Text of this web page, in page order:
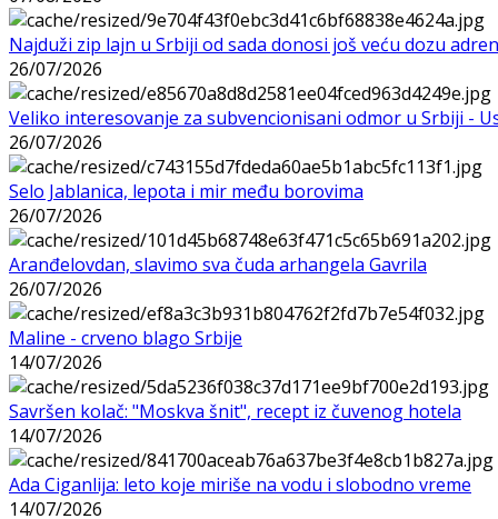
Najduži zip lajn u Srbiji od sada donosi još veću dozu
26/07/2026
Veliko interesovanje za subvencionisani odmor u Srbiji -
26/07/2026
Selo Jablanica, lepota i mir među borovima
26/07/2026
Aranđelovdan, slavimo sva čuda arhangela Gavrila
26/07/2026
Maline - crveno blago Srbije
14/07/2026
Savršen kolač: "Moskva šnit", recept iz čuvenog hotela
14/07/2026
Ada Ciganlija: leto koje miriše na vodu i slobodno vreme
14/07/2026